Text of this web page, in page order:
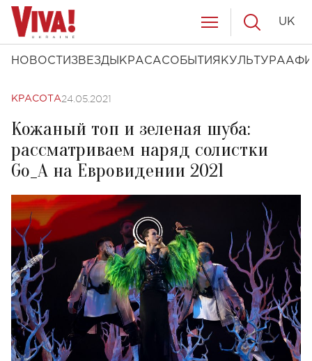
НОВОСТИ ЗВЕЗДЫ КРАСАСОБЫТИЯ КУЛЬТУРА
UK
КРАСОТА24.05.2021
Кожаный топ и зеленая шуба:
рассматриваем наряд солистки
Go_A на Евровидении 2021